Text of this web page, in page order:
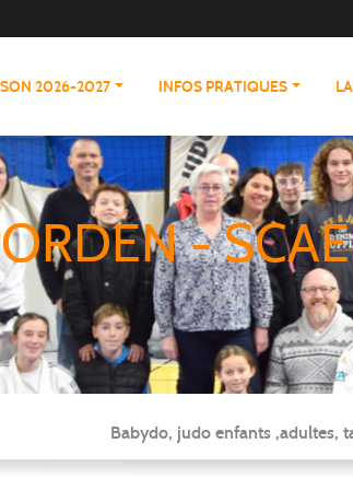
2026-2027 INFOS PRATIQUES
-
Babydo, judo enfants ,adultes,